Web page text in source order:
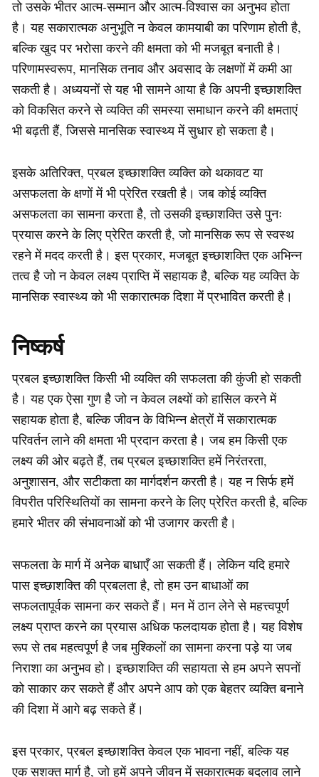
तो उसके भीतर आत्म-सम्मान और आत्म-विश्वास का अनुभव होता
है। यह सकारात्मक अनुभूति न केवल कामयाबी का परिणाम होती है,
बल्कि खुद पर भरोसा करने की क्षमता को भी मजबूत बनाती है।
परिणामस्वरूप, मानसिक तनाव और अवसाद के लक्षणों में कमी आ
सकती है। अध्ययनों से यह भी सामने आया है कि अपनी इच्छाशक्ति
को विकसित करने से व्यक्ति की समस्या समाधान करने की क्षमताएं
भी बढ़ती हैं, जिससे मानसिक स्वास्थ्य में सुधार हो सकता है।
इसके अतिरिक्त, प्रबल इच्छाशक्ति व्यक्ति को थकावट या
असफलता के क्षणों में भी प्रेरित रखती है। जब कोई व्यक्ति
असफलता का सामना करता है, तो उसकी इच्छाशक्ति उसे पुनः
प्रयास करने के लिए प्रेरित करती है, जो मानसिक रूप से स्वस्थ
रहने में मदद करती है। इस प्रकार, मजबूत इच्छाशक्ति एक अभिन्न
तत्व है जो न केवल लक्ष्य प्राप्ति में सहायक है, बल्कि यह व्यक्ति के
मानसिक स्वास्थ्य को भी सकारात्मक दिशा में प्रभावित करती है।
निष्कर्ष
प्रबल इच्छाशक्ति किसी भी व्यक्ति की सफलता की कुंजी हो सकती
है। यह एक ऐसा गुण है जो न केवल लक्ष्यों को हासिल करने में
सहायक होता है, बल्कि जीवन के विभिन्न क्षेत्रों में सकारात्मक
परिवर्तन लाने की क्षमता भी प्रदान करता है। जब हम किसी एक
लक्ष्य की ओर बढ़ते हैं, तब प्रबल इच्छाशक्ति हमें निरंतरता,
अनुशासन, और सटीकता का मार्गदर्शन करती है। यह न सिर्फ हमें
विपरीत परिस्थितियों का सामना करने के लिए प्रेरित करती है, बल्कि
हमारे भीतर की संभावनाओं को भी उजागर करती है।
सफलता के मार्ग में अनेक बाधाएँ आ सकती हैं। लेकिन यदि हमारे
पास इच्छाशक्ति की प्रबलता है, तो हम उन बाधाओं का
सफलतापूर्वक सामना कर सकते हैं। मन में ठान लेने से महत्त्वपूर्ण
लक्ष्य प्राप्त करने का प्रयास अधिक फलदायक होता है। यह विशेष
रूप से तब महत्वपूर्ण है जब मुश्किलों का सामना करना पड़े या जब
निराशा का अनुभव हो। इच्छाशक्ति की सहायता से हम अपने सपनों
को साकार कर सकते हैं और अपने आप को एक बेहतर व्यक्ति बनाने
की दिशा में आगे बढ़ सकते हैं।
इस प्रकार, प्रबल इच्छाशक्ति केवल एक भावना नहीं, बल्कि यह
एक सशक्त मार्ग है, जो हमें अपने जीवन में सकारात्मक बदलाव लाने